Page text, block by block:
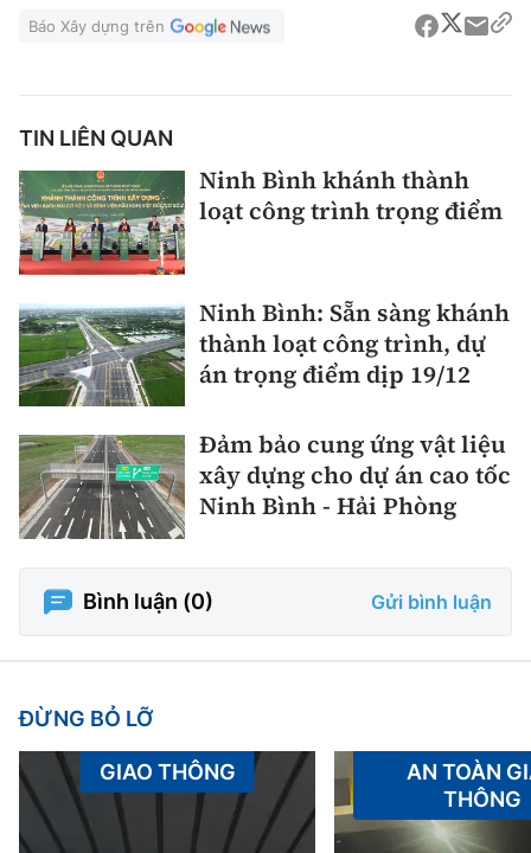
Báo Xây dựng trên
TIN LIÊN QUAN
Ninh Bình khánh thành
loạt công trình trọng điểm
Ninh Bình: Sẵn sàng khánh
thành loạt công trình, dự
án trọng điểm dịp 19/12
Đảm bảo cung ứng vật liệu
xây dựng cho dự án cao tốc
Ninh Bình - Hải Phòng
Bình luận (0) Gửi bình luận
ĐỪNG BỎ LỠ
GIAO THÔNG
AN TOÀN
THÔNG